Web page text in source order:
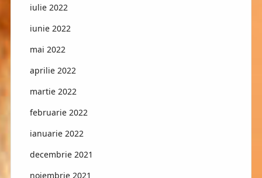
iulie 2022
iunie 2022
mai 2022
aprilie 2022
martie 2022
februarie 2022
ianuarie 2022
decembrie 2021
noiembrie 2021